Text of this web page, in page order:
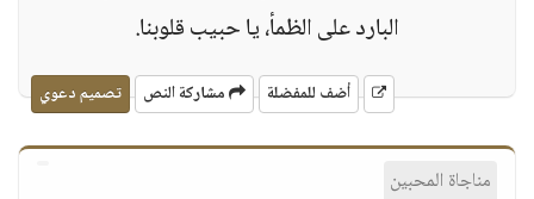
البارد على الظمأ، يا حبيب قلوبنا.
أضف للمفضلة مشاركة النص تصميم دعوي
مناجاة المحبين